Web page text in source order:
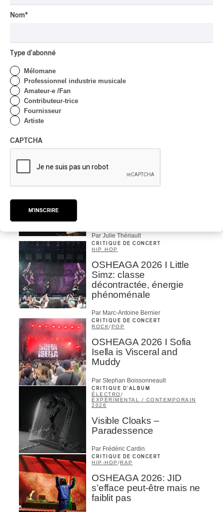
ROCK/PUNK
technicolore
CRITIQUE DE CONCERT
Lanaudière 2026 | Un
Par Julie Thériault
CRITIQUE DE CONCERT
HIP HOP
OSHEAGA 2026 I Little
Simz: classe
décontractée, énergie
phénoménale
Par Marc-Antoine Bernier
CRITIQUE DE CONCERT
ROCK/POP
OSHEAGA 2026 I Sofia
Isella is Visceral and
Muddy
Par Stephan Boissonneault
CRITIQUE D'ALBUM
ÉLECTRO/
EXPÉRIMENTAL / CONTEMPORAIN
2026
Visible Cloaks –
Paradessence
Par Frédéric Cardin
CRITIQUE DE CONCERT
HIP-HOP /RAP
OSHEAGA 2026: JID
s’efface peut-être mais ne
faiblit pas
Nom*
Type d'abonné
Mélomane
Professionnel industrie musicale
Amateur-e /Fan
Contributeur-trice
Fournisseur
Artiste
CAPTCHA
M'INSCRIRE